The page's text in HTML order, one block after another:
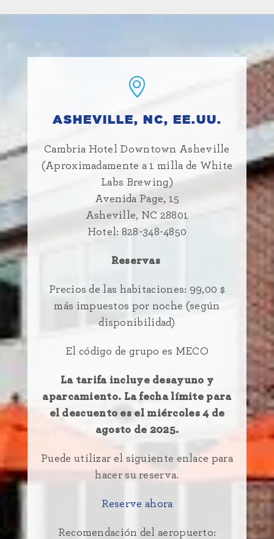
ASHEVILLE, NC, EE.UU.
Cambria Hotel Downtown Asheville
(Aproximadamente a 1 milla de White
Labs Brewing)
Avenida Page, 15
Asheville, NC 28801
Hotel: 828-348-4850
Reservas
Precios de las habitaciones: 99,00 $
más impuestos por noche (según
disponibilidad)
El código de grupo es MECO
La tarifa incluye desayuno y
aparcamiento. La fecha límite para
el descuento es el miércoles 4 de
agosto de 2025.
Puede utilizar el siguiente enlace para
hacer su reserva.
Reserve ahora
Recomendación del aeropuerto: